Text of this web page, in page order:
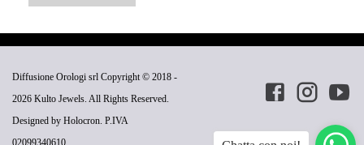
Diffusione Orologi srl Copyright © 2018 -
2026 Kulto Jewels . All Rights Reserved.
Designed by Holocron . P.IVA
02099340610